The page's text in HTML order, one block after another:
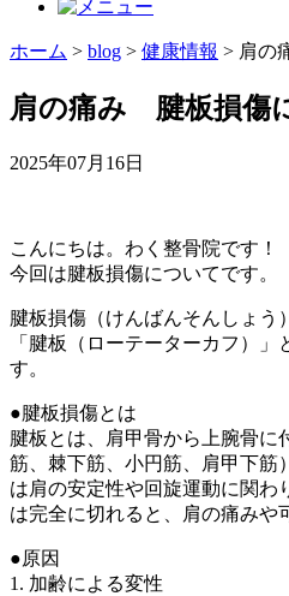
ホーム > blog > 健康情報 > 肩の
肩の痛み 腱板損傷
2025年07月16日
こんにちは。わく整骨院です！
今回は腱板損傷についてです。
腱板損傷（けんばんそんしょう
「腱板（ローテーターカフ）
す。
●腱板損傷とは
腱板とは、肩甲骨から上腕骨に
筋、棘下筋、小円筋、肩甲下筋
は肩の安定性や回旋運動に関わ
は完全に切れると、肩の痛みや
●原因
1. 加齢による変性